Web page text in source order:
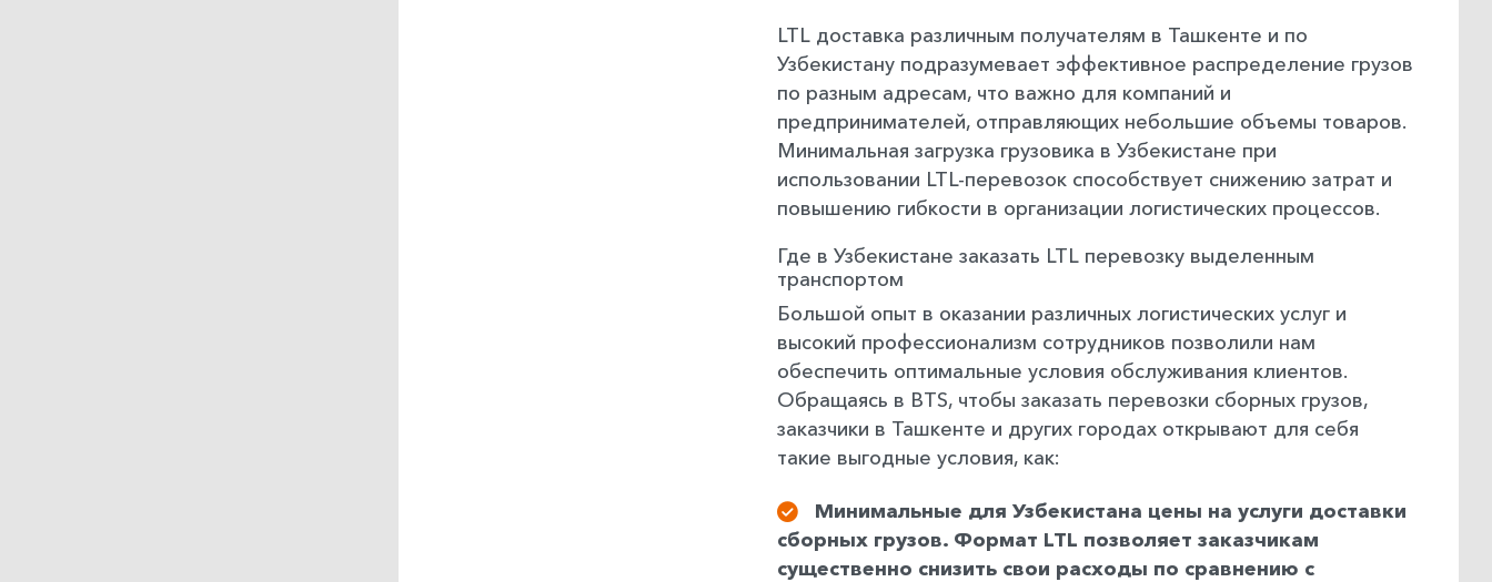
LTL доставка различным получателям в Ташкенте и по
Узбекистану подразумевает эффективное распределение грузов
по разным адресам, что важно для компаний и
предпринимателей, отправляющих небольшие объемы товаров.
Минимальная загрузка грузовика в Узбекистане при
использовании LTL-перевозок способствует снижению затрат и
повышению гибкости в организации логистических процессов.
Где в Узбекистане заказать LTL перевозку выделенным
транспортом
Большой опыт в оказании различных логистических услуг и
высокий профессионализм сотрудников позволили нам
обеспечить оптимальные условия обслуживания клиентов.
Обращаясь в BTS, чтобы заказать перевозки сборных грузов,
заказчики в Ташкенте и других городах открывают для себя
такие выгодные условия, как:
Минимальные для Узбекистана цены на услуги доставки
сборных грузов. Формат LTL позволяет заказчикам
существенно снизить свои расходы по сравнению с